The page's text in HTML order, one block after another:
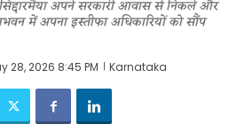
अपने सरकारी आवास से निकले और
में अपना इस्तीफा अधिकारियों को सौंप
28, 2026 8:45 PM Karnataka